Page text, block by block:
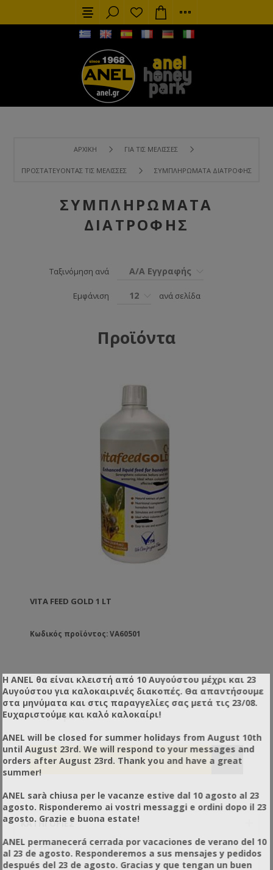
ΑΡΧΙΚΉ ΓΙΑ ΤΙΣ ΜΈΛΙΣΣΕΣ
ΠΡΟΣΤΑΤΕΎΟΝΤΑΣ ΤΙΣ ΜΈΛΙΣΣΕΣ ΣΥΜΠΛΗΡΏΜΑΤΑ ΔΙΑΤΡΟΦΉΣ
ΣΥΜΠΛΗΡΏΜΑΤΑ
ΔΙΑΤΡΟΦΉΣ
Ταξινόμηση ανά Α/Α Εγγραφής
Εμφάνιση 12 ανά σελίδα
Προϊόντα
VITA FEED GOLD 1 LT
Κωδικός προϊόντος: VA60501
Πασίγνωστο πλέον το αποτέλεσμα πολλών χρόνων
έρευνας της VITA, είναι στη διάθεσή σας! Υγρή τροφή
ενίσχυσης των μελισσών. Εμπλουτίζει το σιρόπι
τροφοδοσίας και το κάνει να μοιάζει περισσότερο με
εντερικό σύστημα της μέλισσας. Έτσι αυτές μπορούν
να αντιμετωπίσουν μέσω του ίδιου τους του
οργανισμού αλλά και να προφυλαχτούν από
ασθένειες του εντερικού συστήματος. Στα
το Vita feed Gold δεν έχει ακόμα χαθεί αποικία από
νοσεμίαση!
€56,90 χωρίς ΦΠΑ
€70,56 με ΦΠΑ
ΚΑΤΗΓΟΡΊΕΣ
Για το Μελισσοκομείο +
Η ANEL θα είναι κλειστή από 10 Αυγούστου μέχρι και 23
Αυγούστου για καλοκαιρινές διακοπές. Θα απαντήσουμε
στα μηνύματα και στις παραγγελίες σας μετά τις 23/08.
Ευχαριστούμε και καλό καλοκαίρι!
ANEL will be closed for summer holidays from August 10th
until August 23rd. We will respond to your messages and
orders after August 23rd. Thank you and have a great
summer!
ANEL sarà chiusa per le vacanze estive dal 10 agosto al 23
agosto. Risponderemo ai vostri messaggi e ordini dopo il 23
agosto. Grazie e buona estate!
ANEL permanecerá cerrada por vacaciones de verano del 10
al 23 de agosto. Responderemos a sus mensajes y pedidos
después del 23 de agosto. Gracias y que tengan un buen